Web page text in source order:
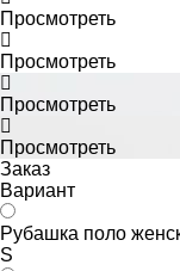
Просмотреть
Просмотреть
Просмотреть
Просмотреть
Заказ
Вариант
Рубашка поло
S